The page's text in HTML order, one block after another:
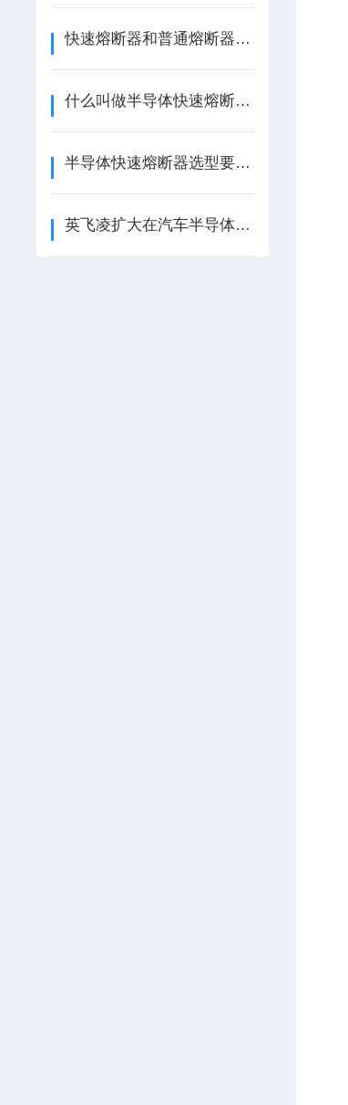
快速熔断器和普通熔断器区别有哪些？
什么叫做半导体快速熔断器？
半导体快速熔断器选型要点：额定电流、电压与分断特性匹配原则详解
英飞凌扩大在汽车半导体行业地位，拿下*汽车MCU份额